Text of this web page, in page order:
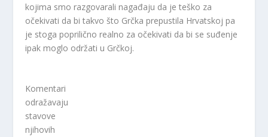
kojima smo razgovarali nagađaju da je teško za
očekivati da bi takvo što Grčka prepustila Hrvatskoj pa
je stoga poprilično realno za očekivati da bi se suđenje
ipak moglo održati u Grčkoj.
Komentari
odražavaju
stavove
njihovih